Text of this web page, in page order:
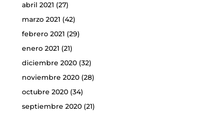
abril 2021 (27)
marzo 2021 (42)
febrero 2021 (29)
enero 2021 (21)
diciembre 2020(32)
noviembre 2020(28)
octubre 2020(34)
septiembre 2020(21)